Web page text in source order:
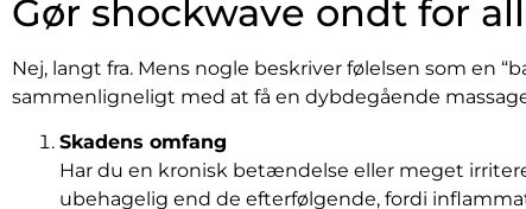
Gør shockwave ondt for
Nej, langt fra. Mens nogle beskriver følelsen som en
sammenligneligt med at få en dybdegående
Skadens omfang
Har du en kronisk betændelse eller meget
ubehagelig end de efterfølgende, fordi